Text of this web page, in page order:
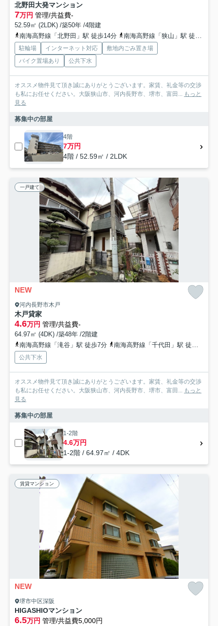
北野田大発マンション
7万円 管理/共益費-
52.59㎡ (2LDK) /築50年 /4階建
南海高野線「北野田」駅 徒歩14分
南海高野線「狭山」駅 徒歩23分
駐輪場 インターネット対応
敷地内ごみ置き場
バイク置場あり
公共下水
オススメ物件見て頂き誠にありがとうございます。家賃、礼金等の交渉
も私にお任せください。大阪狭山市、河内長野市、堺市、富田...
もっと
見る
募集中の部屋
4階
7万円
4階 / 52.59㎡ / 2LDK
一戸建て
NEW
河内長野市木戸
木戸貸家
4.6万円 管理/共益費-
64.97㎡ (4DK) /築48年 /2階建
南海高野線「滝谷」駅 徒歩7分
南海高野線「千代田」駅 徒歩15分
公共下水
オススメ物件見て頂き誠にありがとうございます。家賃、礼金等の交渉
も私にお任せください。大阪狭山市、河内長野市、堺市、富田...
もっと
見る
募集中の部屋
1-2階
4.6万円
1-2階 / 64.97㎡ / 4DK
賃貸マンション
NEW
堺市中区深阪
HIGASHIOマンション
6.5万円 管理/共益費5,000円